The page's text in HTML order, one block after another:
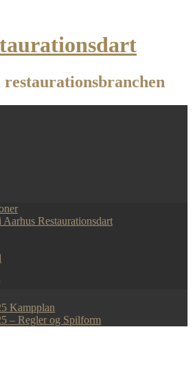
Aarhus Restaurationsdart
Kampplan
– Regler og Spilform